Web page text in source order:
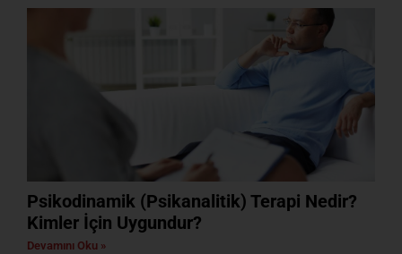
Psikodinamik (Psikanalitik) Terapi Nedir?
Kimler İçin Uygundur?
Devamını Oku »